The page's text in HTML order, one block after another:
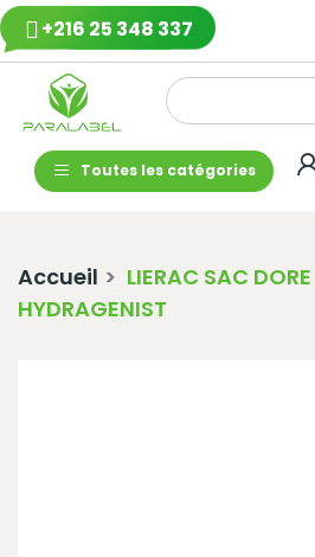
+216 25 348 337
Toutes les catégories
Accueil
LIERAC SAC
HYDRAGENIST